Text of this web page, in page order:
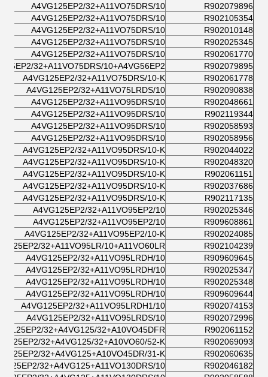
R902079896
A4VG125EP2/32+A11VO75DRS/10
R902105354
A4VG125EP2/32+A11VO75DRS/10
R902010148
A4VG125EP2/32+A11VO75DRS/10
R902025345
A4VG125EP2/32+A11VO75DRS/10
R902061770
A4VG125EP2/32+A11VO75DRS/10
R902079895
32+A11VO75DRS/10+A4VG56EP2/
R902061778
A4VG125EP2/32+A11VO75DRS/10-K
R902090838
A4VG125EP2/32+A11VO75LRDS/10
R902048661
A4VG125EP2/32+A11VO95DRS/10
R902119344
A4VG125EP2/32+A11VO95DRS/10
R902058593
A4VG125EP2/32+A11VO95DRS/10
R902058956
A4VG125EP2/32+A11VO95DRS/10
R902044022
A4VG125EP2/32+A11VO95DRS/10-K
R902048320
A4VG125EP2/32+A11VO95DRS/10-K
R902061151
A4VG125EP2/32+A11VO95DRS/10-K
R902037686
A4VG125EP2/32+A11VO95DRS/10-K
R902117135
A4VG125EP2/32+A11VO95DRS/10-K
R902025346
A4VG125EP2/32+A11VO95EP2/10
R909608861
A4VG125EP2/32+A11VO95EP2/10
R902024085
A4VG125EP2/32+A11VO95EP2/10-K
R902104239
32+A11VO95LR/10+A11VO60LR
R909609645
A4VG125EP2/32+A11VO95LRDH/10
R902025347
A4VG125EP2/32+A11VO95LRDH/10
R902025348
A4VG125EP2/32+A11VO95LRDH/10
R909609644
A4VG125EP2/32+A11VO95LRDH/10
R902074153
A4VG125EP2/32+A11VO95LRDH1/10
R902072996
A4VG125EP2/32+A11VO95LRDS/10
R902061152
32+A4VG125/32+A10VO45DFR
R902069093
32+A4VG125/32+A10VO60/52-K
R902060635
32+A4VG125+A10VO45DR/31-K
R902046182
32+A4VG125+A11VO130DRS/10